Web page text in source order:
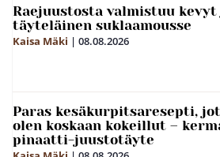
Raejuustosta valmistuu kevyt
täyteläinen suklaamousse
Kaisa Mäki | 08.08.2026
Paras kesäkurpitsaresepti,
olen koskaan kokeillut –
pinaatti-juustotäyte